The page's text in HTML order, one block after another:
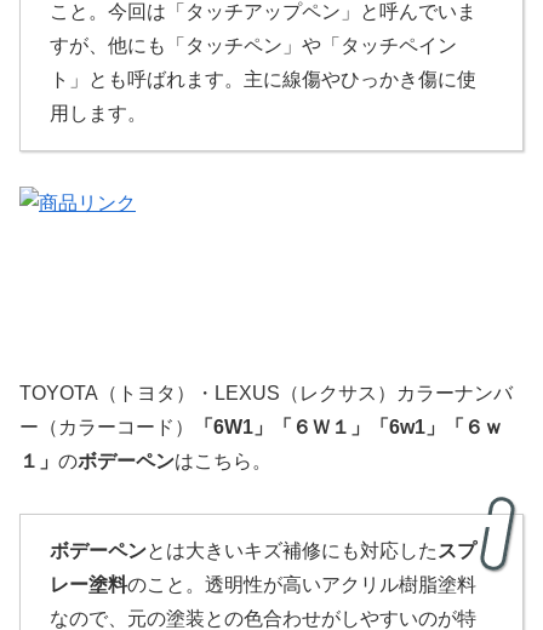
こと。今回は「タッチアップペン」と呼んでいま
すが、他にも「タッチペン」や「タッチペイン
ト」とも呼ばれます。主に線傷やひっかき傷に使
用します。
TOYOTA（トヨタ）・LEXUS（レクサス）カラーナンバ
ー（カラーコード）
「 6W1 」
「６Ｗ１」「6w1」「６ｗ
１」 のボデーペンはこちら。
ボデーペンとは大きいキズ補修にも対応した スプ
レー塗料のこと。透明性が高いアクリル樹脂塗料
なので、元の塗装との色合わせがしやすいのが特